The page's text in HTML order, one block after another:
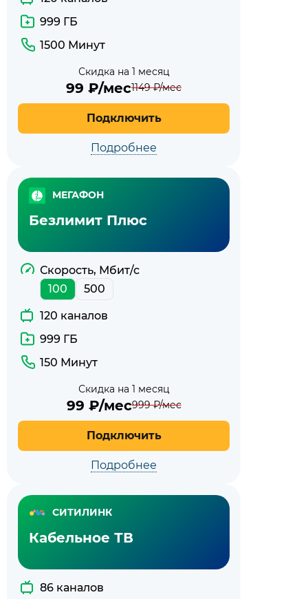
999 ГБ
1500 Минут
Скидка на 1 месяц
99 ₽/мес1149₽/мес
Подключить
Подробнее
МЕГАФОН
Безлимит Плюс
Скорость, Мбит/с
100
500
120 каналов
999 ГБ
150 Минут
Скидка на 1 месяц
99 ₽/мес999₽/мес
Подключить
Подробнее
СИТИЛИНК
Кабельное ТВ
86 каналов